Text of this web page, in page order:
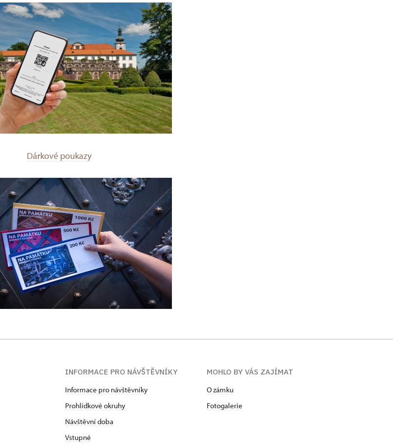
Dárkové poukazy
INFORMACE PRO NÁVŠTĚVNÍKY
Informace pro návštěvníky
Prohlídkové okruhy
Návštěvní doba
Vstupné
MOHLO BY VÁS ZAJÍMAT
O zámku
Fotogalerie